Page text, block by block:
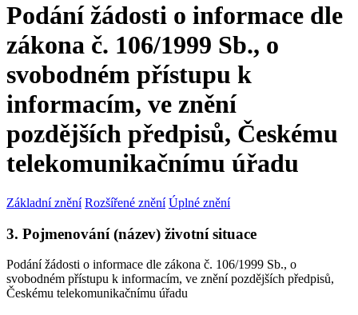
Podání žádosti o informace dle
zákona č. 106/1999 Sb., o
svobodném přístupu k
informacím, ve znění
pozdějších předpisů, Českému
telekomunikačnímu úřadu
Základní znění Rozšířené znění Úplné znění
3. Pojmenování (název) životní situace
Podání žádosti o informace dle zákona č. 106/1999 Sb., o
svobodném přístupu k informacím, ve znění pozdějších předpisů,
Českému telekomunikačnímu úřadu